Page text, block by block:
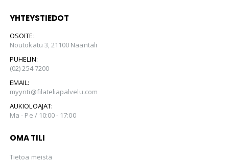
YHTEYSTIEDOT
OSOITE:
Noutokatu 3, 21100 Naantali
PUHELIN:
(02) 254 7200
EMAIL:
myynti@filateliapalvelu.com
AUKIOLOAJAT:
Ma - Pe / 10:00 - 17:00
OMA TILI
Tietoa meistä